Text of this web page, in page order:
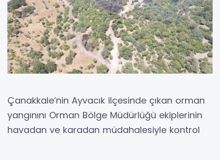
Çanakkale’nin Ayvacık ilçesinde çıkan orman
yangınını Orman Bölge Müdürlüğü ekiplerinin
havadan ve karadan müdahalesiyle kontrol